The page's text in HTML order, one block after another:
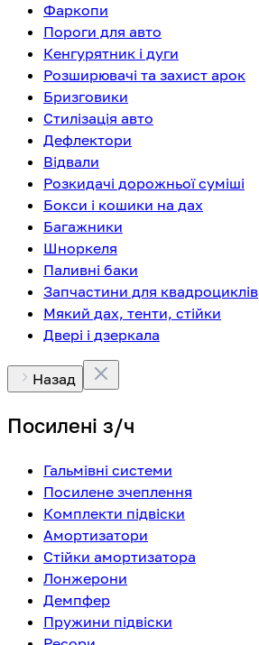
Фаркопи
Пороги для авто
Кенгурятник і дуги
Розширювачі та захист арок
Бризговики
Стилізація авто
Дефлектори
Відвали
Розкидачі дорожньої суміші
Бокси і кошики на дах
Багажники
Шноркеля
Паливні баки
Запчастини для квадроциклів
Мякий дах, тенти, стійки
Двері і дзеркала
Назад
Посилені з/ч
Гальмівні системи
Посилене зчеплення
Комплекти підвіски
Амортизатори
Стійки амортизатора
Лонжерони
Демпфер
Пружини підвіски